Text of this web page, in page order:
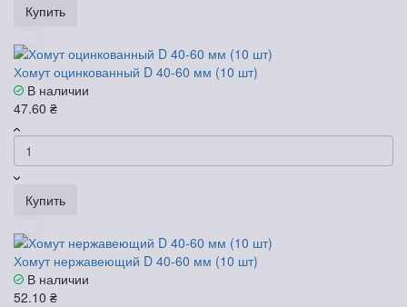
Купить
Хомут оцинкованный D 40-60 мм (10 шт)
В наличии
47.60 ₴
Купить
Хомут нержавеющий D 40-60 мм (10 шт)
В наличии
52.10 ₴